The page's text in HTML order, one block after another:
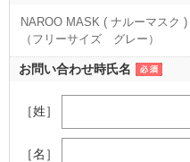
NAROO MASK ( ナルーマスク
（フリーサイズ グレー）
お問い合わせ時氏名
［姓］
［名］